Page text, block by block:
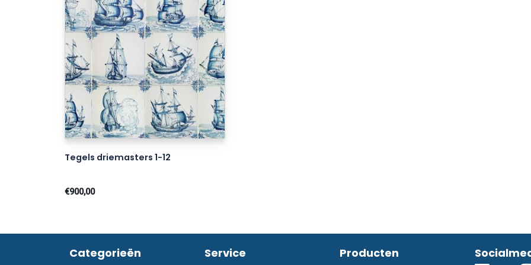
Tegels driemasters 1-12
€900,00
Categorieën Service Producten